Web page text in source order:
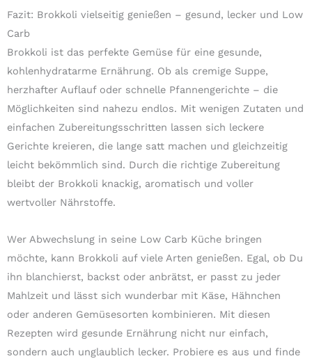
Fazit: Brokkoli vielseitig genießen – gesund, lecker und Low
Carb
Brokkoli ist das perfekte Gemüse für eine gesunde,
kohlenhydratarme Ernährung. Ob als cremige Suppe,
herzhafter Auflauf oder schnelle Pfannengerichte – die
Möglichkeiten sind nahezu endlos. Mit wenigen Zutaten und
einfachen Zubereitungsschritten lassen sich leckere
Gerichte kreieren, die lange satt machen und gleichzeitig
leicht bekömmlich sind. Durch die richtige Zubereitung
bleibt der Brokkoli knackig, aromatisch und voller
wertvoller Nährstoffe.
Wer Abwechslung in seine Low Carb Küche bringen
möchte, kann Brokkoli auf viele Arten genießen. Egal, ob Du
ihn blanchierst, backst oder anbrätst, er passt zu jeder
Mahlzeit und lässt sich wunderbar mit Käse, Hähnchen
oder anderen Gemüsesorten kombinieren. Mit diesen
Rezepten wird gesunde Ernährung nicht nur einfach,
sondern auch unglaublich lecker. Probiere es aus und finde